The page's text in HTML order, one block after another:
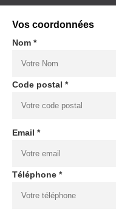
Vos coordonnées
Nom *
Code postal *
Email *
Téléphone *